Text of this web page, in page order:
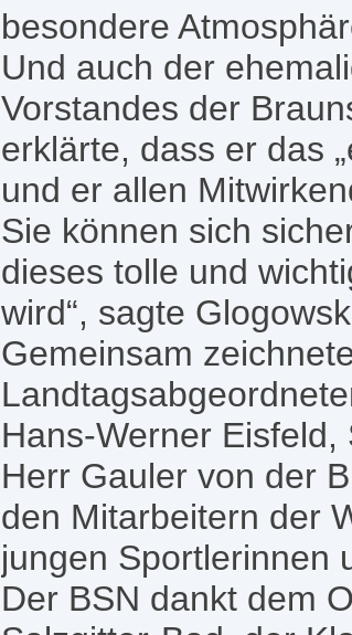
besondere
Und auch der
Vorstandes der
erklärte, dass er das
und er allen
Sie können sich
dieses tolle und
wird“, sagte
Gemeinsam
Hans-Werner
Herr Gauler von der
den Mitarbeitern der
jungen Sportlerinnen
Der BSN dankt dem